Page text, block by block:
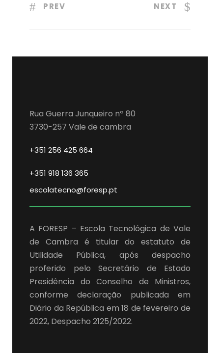
PREV NEXT
Rua Guerra Junqueiro nº 80
3730-257 Vale de cambra
+351 256 425 664
+351 918 136 365
escolatecno@foresp.pt
A FORESP – Escola Tecnológica de Vale
de Cambra é titular do estatuto de
Utilidade Pública, após despacho
proferido pelo Secretário de Estado
Presidência do Conselho de Ministros,
conforme declaração publicada em
Diário da República em 18 de fevereiro de
2022, Despacho 2125/2022.